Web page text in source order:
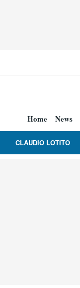
Home News
CLAUDIO LOTITO